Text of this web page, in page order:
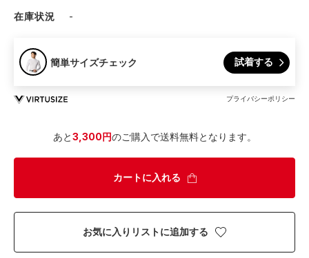
在庫状況 -
簡単サイズチェック 試着する
プライバシーポリシー
あと3,300円のご購入で送料無料となります。
カートに入れる
お気に入りリストに追加する